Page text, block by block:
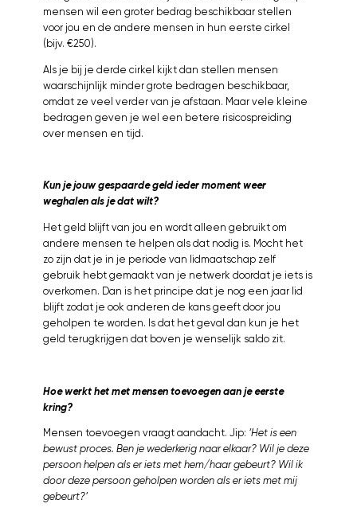
mensen wil een groter bedrag beschikbaar stellen
voor jou en de andere mensen in hun eerste cirkel
(bijv. €250).
Als je bij je derde cirkel kijkt dan stellen mensen
waarschijnlijk minder grote bedragen beschikbaar,
omdat ze veel verder van je afstaan. Maar vele kleine
bedragen geven je wel een betere risicospreiding
over mensen en tijd.
Kun je jouw gespaarde geld ieder moment weer
weghalen als je dat wilt?
Het geld blijft van jou en wordt alleen gebruikt om
andere mensen te helpen als dat nodig is. Mocht het
zo zijn dat je in je periode van lidmaatschap zelf
gebruik hebt gemaakt van je netwerk doordat je iets is
overkomen. Dan is het principe dat je nog een jaar lid
blijft zodat je ook anderen de kans geeft door jou
geholpen te worden. Is dat het geval dan kun je het
geld terugkrijgen dat boven je wenselijk saldo zit.
Hoe werkt het met mensen toevoegen aan je eerste
kring?
Mensen toevoegen vraagt aandacht. Jip: ‘Het is een
bewust proces. Ben je wederkerig naar elkaar? Wil je deze
persoon helpen als er iets met hem/haar gebeurt? Wil ik
door deze persoon geholpen worden als er iets met mij
gebeurt?’